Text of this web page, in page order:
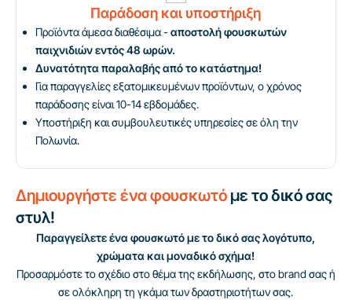
Παράδοση και υποστήριξη
Προϊόντα άμεσα διαθέσιμα -αποστολή φουσκωτών
παιχνιδιών εντός 48 ωρών.
Δυνατότητα παραλαβής από το κατάστημα!
Για παραγγελίες εξατομικευμένων προϊόντων, ο χρόνος
παράδοσης είναι 10-14 εβδομάδες.
Υποστήριξη και συμβουλευτικές υπηρεσίες σε όλη την
Πολωνία.
Δημιουργήστε ένα φουσκωτό με το δικό σας
στυλ!
Παραγγείλετε ένα φουσκωτό με το δικό σας λογότυπο,
χρώματα και μοναδικό σχήμα!
Προσαρμόστε το σχέδιο στο θέμα της εκδήλωσης, στο brand σας ή
σε ολόκληρη τη γκάμα των δραστηριοτήτων σας.